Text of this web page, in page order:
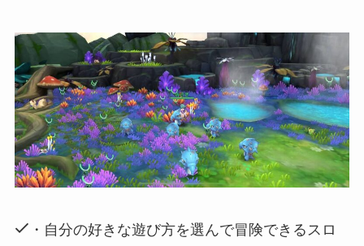
・自分の好きな遊び方を選んで冒険できるスロ